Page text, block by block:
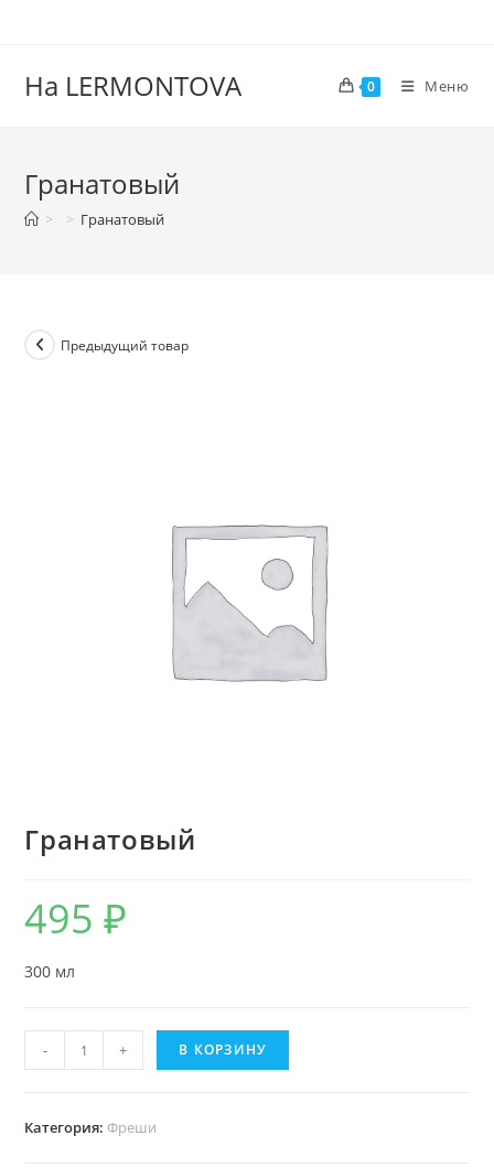
На LERMONTOVA 0 Меню
Гранатовый
> > Гранатовый
Предыдущий товар
Гранатовый
495₽
300 мл
- + В КОРЗИНУ
Категория:Фреши